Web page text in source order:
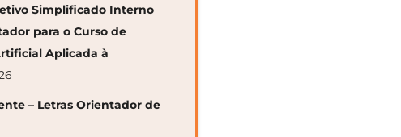
Simplificado Interno
para o Curso de
Aplicada à
– Letras Orientador de